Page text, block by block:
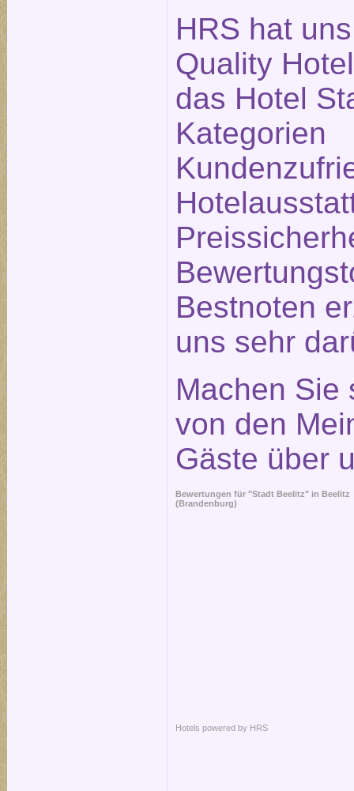
HRS hat
Quality
das Hotel
Kategorien
Bestnoten
uns sehr
Machen Sie
von den
Gäste über
Bewertungen für "Stadt Beelitz" in Beelitz
(Brandenburg)
Hotels powered by HRS